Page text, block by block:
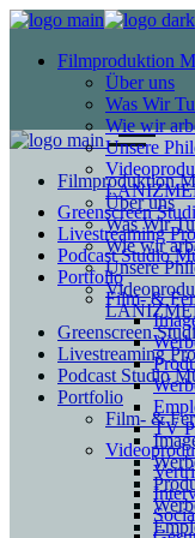
Filmproduktion
Über uns
Was Wir
Wie wir
Unsere
Greenscreen
Livestreaming Pro
Podcast Studio
Portfolio
Film- &
TV
Filmproduktion
Über uns
Was Wir
Wie wir
Unsere
Greenscreen
Livestreaming Pro
Podcast Studio
Portfolio
Film- &